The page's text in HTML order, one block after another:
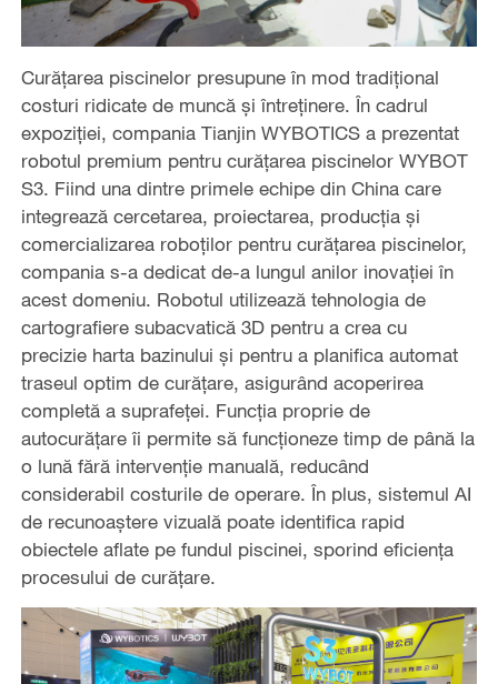
Curățarea piscinelor presupune în mod tradițional
costuri ridicate de muncă și întreținere. În cadrul
expoziției, compania Tianjin WYBOTICS a prezentat
robotul premium pentru curățarea piscinelor WYBOT
S3. Fiind una dintre primele echipe din China care
integrează cercetarea, proiectarea, producția și
comercializarea roboților pentru curățarea piscinelor,
compania s-a dedicat de-a lungul anilor inovației în
acest domeniu. Robotul utilizează tehnologia de
cartografiere subacvatică 3D pentru a crea cu
precizie harta bazinului și pentru a planifica automat
traseul optim de curățare, asigurând acoperirea
completă a suprafeței. Funcția proprie de
autocurățare îi permite să funcționeze timp de până la
o lună fără intervenție manuală, reducând
considerabil costurile de operare. În plus, sistemul AI
de recunoaștere vizuală poate identifica rapid
obiectele aflate pe fundul piscinei, sporind eficiența
procesului de curățare.